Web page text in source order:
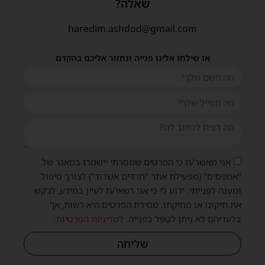
שאלה?
haredim.ashdod@gmail.com
או שילחו אלינו פנייה ונחזור אליכם בהקדם
אני מאשר/ת כי הפרטים שמסרתי יישמרו במאגר של
"אמפסיס" (מפעילת אתר "חרדים אשדוד") לצורך טיפול
ומענה לפנייתי. ידוע לי כי אני רשאי/ת לעיין במידע, לבקש
את תיקונו או מחיקתו. מסירת הפרטים היא רשות, אך
בלעדיהם לא ניתן לטפל בפנייה. למדיניות הפרטיות.
שליחה